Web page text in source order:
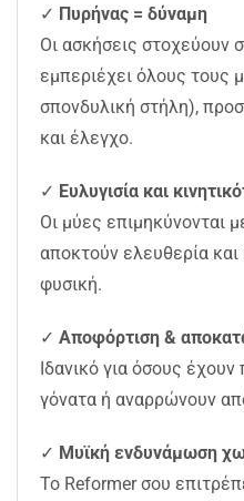
✓ Πυρήνας = δύναμη
Οι ασκήσεις στοχεύουν
εμπεριέχει όλους τους
σπονδυλική στήλη),
και έλεγχο.
✓ Ευλυγισία και
Οι μύες επιμηκύνονται
αποκτούν ελευθερία και
φυσική.
✓ Αποφόρτιση &
Ιδανικό για όσους
γόνατα ή αναρρώνουν
✓ Μυϊκή ενδυνάμωση
Το Reformer σου